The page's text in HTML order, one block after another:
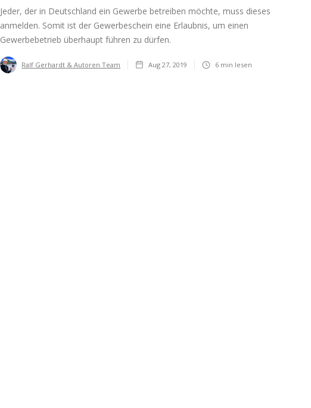
Jeder, der in Deutschland ein Gewerbe betreiben möchte, muss dieses
anmelden. Somit ist der Gewerbeschein eine Erlaubnis, um einen
Gewerbebetrieb überhaupt führen zu dürfen.
Ralf Gerhardt & Autoren Team Aug 27, 2019 6 min lesen